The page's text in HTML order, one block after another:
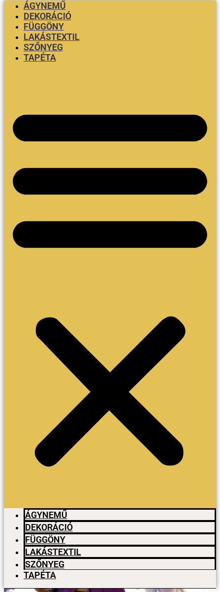
ÁGYNEMŰ
DEKORÁCIÓ
FÜGGÖNY
LAKÁSTEXTIL
SZŐNYEG
TAPÉTA
ÁGYNEMŰ
DEKORÁCIÓ
FÜGGÖNY
LAKÁSTEXTIL
SZŐNYEG
TAPÉTA